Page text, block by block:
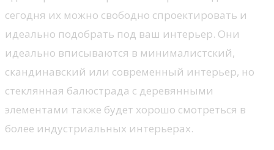
сегодня их можно свободно спроектировать и
идеально подобрать под ваш интерьер. Они
идеально вписываются в минималистский,
скандинавский или современный интерьер, но
стеклянная балюстрада с деревянными
элементами также будет хорошо смотреться в
более индустриальных интерьерах.